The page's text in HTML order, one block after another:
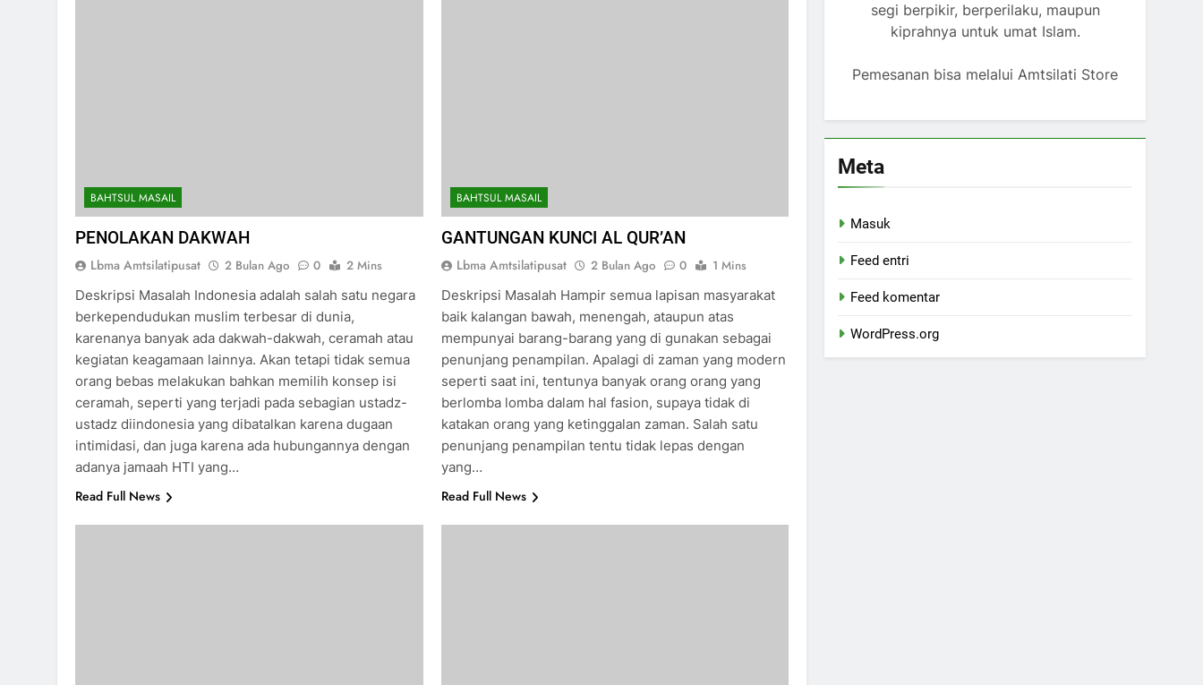
BAHTSUL MASAIL
PENOLAKAN DAKWAH
Lbma Amtsilatipusat 2 Bulan Ago 0
2 Mins
Deskripsi Masalah Indonesia adalah salah satu negara
berkependudukan muslim terbesar di dunia,
karenanya banyak ada dakwah-dakwah, ceramah atau
kegiatan keagamaan lainnya. Akan tetapi tidak semua
orang bebas melakukan bahkan memilih konsep isi
ceramah, seperti yang terjadi pada sebagian ustadz-
ustadz diindonesia yang dibatalkan karena dugaan
intimidasi, dan juga karena ada hubungannya dengan
adanya jamaah HTI yang…
Read Full News
BAHTSUL MASAIL
GANTUNGAN KUNCI AL QUR’AN
Lbma Amtsilatipusat 2 Bulan Ago 0
1 Mins
Deskripsi Masalah Hampir semua lapisan masyarakat
baik kalangan bawah, menengah, ataupun atas
mempunyai barang-barang yang di gunakan sebagai
penunjang penampilan. Apalagi di zaman yang modern
seperti saat ini, tentunya banyak orang orang yang
berlomba lomba dalam hal fasion, supaya tidak di
katakan orang yang ketinggalan zaman. Salah satu
penunjang penampilan tentu tidak lepas dengan
yang…
Read Full News
segi berpikir, berperilaku, maupun
kiprahnya untuk umat Islam.
Pemesanan bisa melalui Amtsilati Store
Meta
Masuk
Feed entri
Feed komentar
WordPress.org